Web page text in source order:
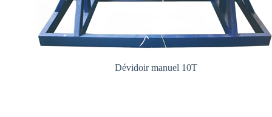
Dévidoir manuel 10T